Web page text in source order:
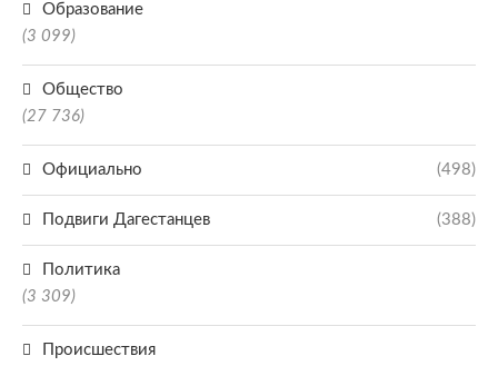
Образование
(3 099)
Общество
(27 736)
Официально (498)
Подвиги Дагестанцев (388)
Политика
(3 309)
Происшествия